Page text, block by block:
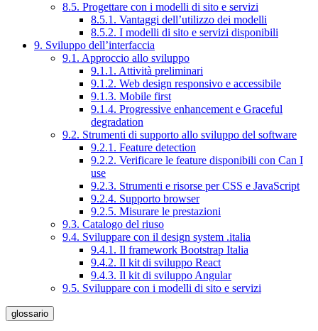
8.5. Progettare con i modelli di sito e servizi
8.5.1. Vantaggi dell’utilizzo dei modelli
8.5.2. I modelli di sito e servizi disponibili
9. Sviluppo dell’interfaccia
9.1. Approccio allo sviluppo
9.1.1. Attività preliminari
9.1.2. Web design responsivo e accessibile
9.1.3. Mobile first
9.1.4. Progressive enhancement e Graceful
degradation
9.2. Strumenti di supporto allo sviluppo del software
9.2.1. Feature detection
9.2.2. Verificare le feature disponibili con Can I
use
9.2.3. Strumenti e risorse per CSS e JavaScript
9.2.4. Supporto browser
9.2.5. Misurare le prestazioni
9.3. Catalogo del riuso
9.4. Sviluppare con il design system .italia
9.4.1. Il framework Bootstrap Italia
9.4.2. Il kit di sviluppo React
9.4.3. Il kit di sviluppo Angular
9.5. Sviluppare con i modelli di sito e servizi
glossario